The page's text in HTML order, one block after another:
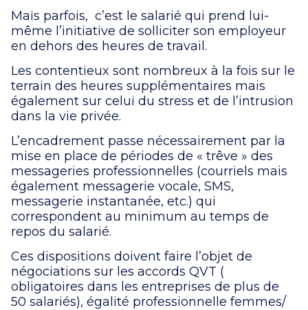
Mais parfois, c’est le salarié qui prend lui-
même l’initiative de solliciter son employeur
en dehors des heures de travail.
Les contentieux sont nombreux à la fois sur le
terrain des heures supplémentaires mais
également sur celui du stress et de l’intrusion
dans la vie privée.
L’encadrement passe nécessairement par la
mise en place de périodes de « trêve » des
messageries professionnelles (courriels mais
également messagerie vocale, SMS,
messagerie instantanée, etc.) qui
correspondent au minimum au temps de
repos du salarié.
Ces dispositions doivent faire l’objet de
négociations sur les accords QVT (
obligatoires dans les entreprises de plus de
50 salariés), égalité professionnelle femmes/